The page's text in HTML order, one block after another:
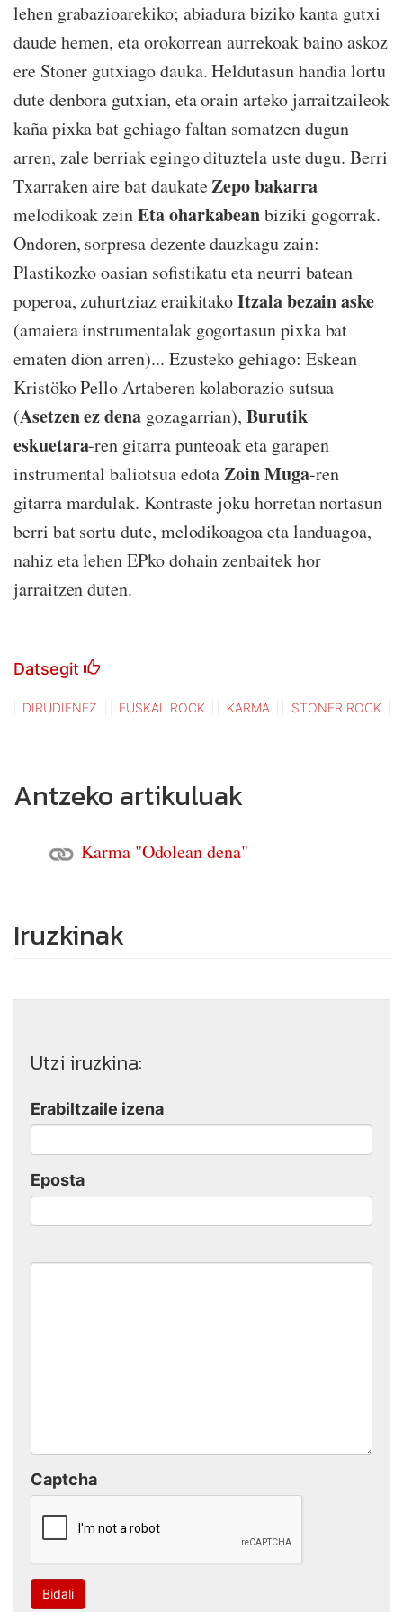
lehen grabazioarekiko; abiadura biziko kanta gutxi
daude hemen, eta orokorrean aurrekoak baino askoz
ere Stoner gutxiago dauka. Heldutasun handia lortu
dute denbora gutxian, eta orain arteko jarraitzaileok
kaña pixka bat gehiago faltan somatzen dugun
arren, zale berriak egingo dituztela uste dugu. Berri
Txarraken aire bat daukateZepo bakarra
melodikoak zeinEta oharkabeanbiziki gogorrak.
Ondoren, sorpresa dezente dauzkagu zain:
Plastikozko oasian sofistikatu eta neurri batean
poperoa, zuhurtziaz eraikitakoItzala bezain aske
(amaiera instrumentalak gogortasun pixka bat
ematen dion arren)... Ezusteko gehiago: Eskean
Kristöko Pello Artaberen kolaborazio sutsua
(Asetzen ez dena gozagarrian),Burutik
eskuetara-ren gitarra punteoak eta garapen
instrumental baliotsua edotaZoin Muga-ren
gitarra mardulak. Kontraste joku horretan nortasun
berri bat sortu dute, melodikoagoa eta landuagoa,
nahiz eta lehen EPko dohain zenbaitek hor
jarraitzen duten.
Datsegit
DIRUDIENEZ EUSKAL ROCK KARMA STONER ROCK
Antzeko artikuluak
Karma "Odolean dena"
Iruzkinak
Utzi iruzkina:
Erabiltzaile izena
Eposta
Captcha
Bidali